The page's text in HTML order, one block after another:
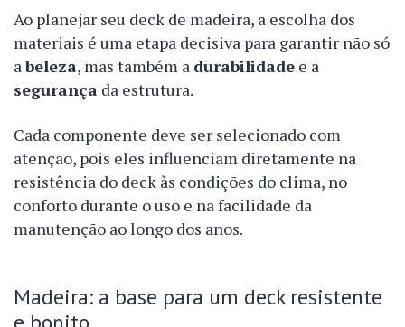
Ao planejar seu deck de madeira, a escolha dos
materiais é uma etapa decisiva para garantir não só
abeleza, mas também a durabilidade e a
segurança da estrutura.
Cada componente deve ser selecionado com
atenção, pois eles influenciam diretamente na
resistência do deck às condições do clima, no
conforto durante o uso e na facilidade da
manutenção ao longo dos anos.
Madeira: a base para um deck resistente
e bonito